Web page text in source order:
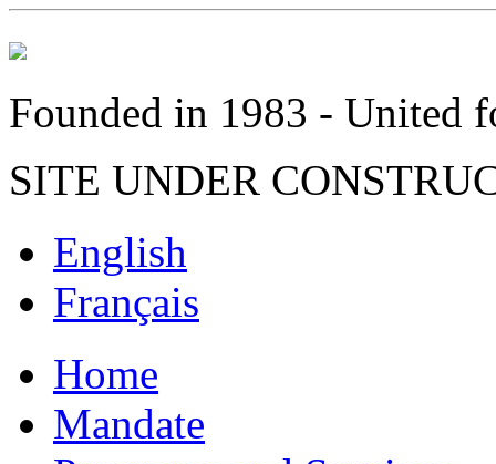
Founded in 1983 - United
SITE UNDER
English
Français
Home
Mandate